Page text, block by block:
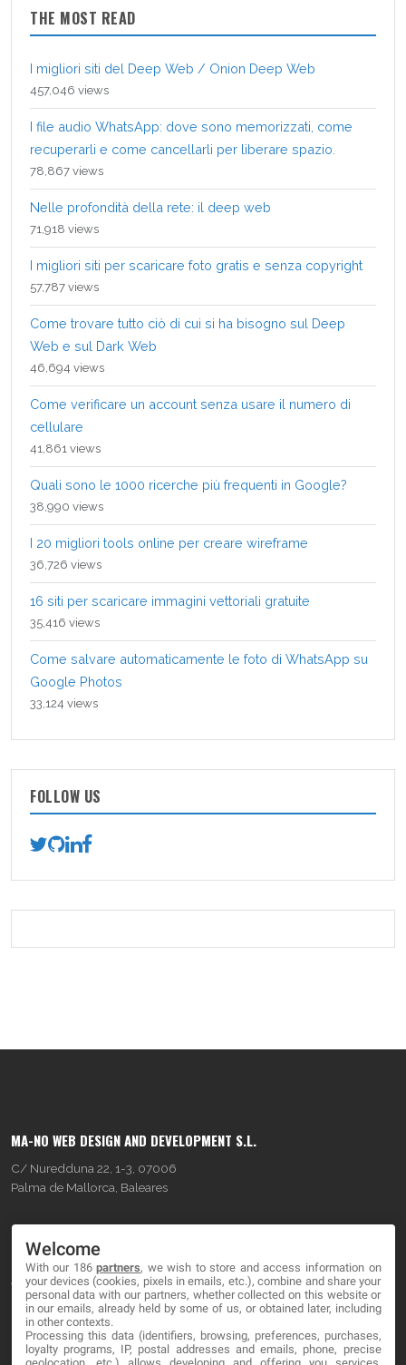
THE MOST READ
I migliori siti del Deep Web / Onion Deep Web
457,046 views
I file audio WhatsApp: dove sono memorizzati, come
recuperarli e come cancellarli per liberare spazio.
78,867 views
Nelle profondità della rete: il deep web
71,918 views
I migliori siti per scaricare foto gratis e senza copyright
57,787 views
Come trovare tutto ciò di cui si ha bisogno sul Deep
Web e sul Dark Web
46,694 views
Come verificare un account senza usare il numero di
cellulare
41,861 views
Quali sono le 1000 ricerche più frequenti in Google?
38,990 views
I 20 migliori tools online per creare wireframe
36,726 views
16 siti per scaricare immagini vettoriali gratuite
35,416 views
Come salvare automaticamente le foto di WhatsApp su
Google Photos
33,124 views
FOLLOW US
MA-NO WEB DESIGN AND DEVELOPMENT S.L.
C/ Nuredduna 22, 1-3, 07006
Palma de Mallorca, Baleares
About
Blog
Contact
Welcome
With our 186partners, we wish to store and access information on
your devices (cookies, pixels in emails, etc.), combine and share your
personal data with our partners, whether collected on this website or
in our emails, already held by some of us, or obtained later, including
in other contexts.
Processing this data (identifiers, browsing, preferences, purchases,
loyalty programs, IP, postal addresses and emails, phone, precise
geolocation, etc.) allows developing and offering you services,